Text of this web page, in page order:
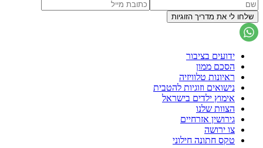
ידועים בציבור
הסכם ממון
ראיונות טלוויזיה
נישואים וזוגיות להטבית
אימוץ ילדים בישראל
הצוות שלנו
גירושין אזרחיים
צו ירושה
טקס חתונה חילוני